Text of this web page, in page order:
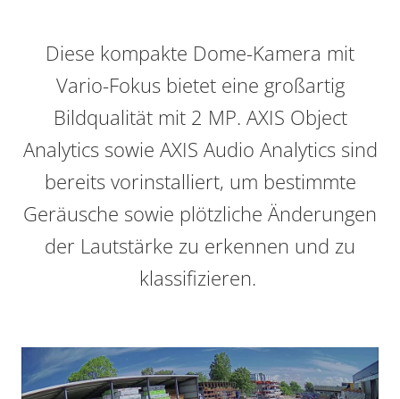
Diese kompakte Dome-Kamera mit
Vario-Fokus bietet eine großartig
Bildqualität mit 2 MP. AXIS Object
Analytics sowie AXIS Audio Analytics sind
bereits vorinstalliert, um bestimmte
Geräusche sowie plötzliche Änderungen
der Lautstärke zu erkennen und zu
klassifizieren.